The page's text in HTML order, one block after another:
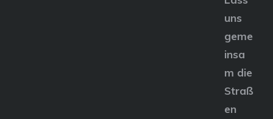
uns
geme
insa
m die
Straß
en